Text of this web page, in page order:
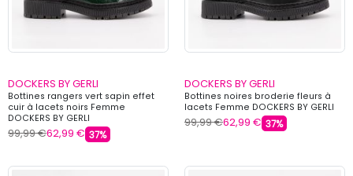
DOCKERS BY GERLI
Bottines rangers vert sapin effet
cuir à lacets noirs Femme
DOCKERS BY GERLI
99,99 €62,99 € 37%
DOCKERS BY GERLI
Bottines noires broderie fleurs à
lacets Femme DOCKERS BY GERLI
99,99 €62,99 € 37%